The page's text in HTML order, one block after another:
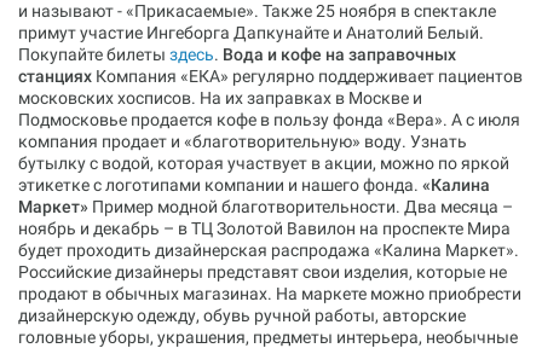
и называют - «Прикасаемые». Также 25 ноября в спектакле
примут участие Ингеборга Дапкунайте и Анатолий Белый.
Покупайте билеты здесь. Вода и кофе на заправочных
станциях Компания «ЕКА» регулярно поддерживает пациентов
московских хосписов. На их заправках в Москве и
Подмосковье продается кофе в пользу фонда «Вера». А с июля
компания продает и «благотворительную» воду. Узнать
бутылку с водой, которая участвует в акции, можно по яркой
этикетке с логотипами компании и нашего фонда. «Калина
Маркет» Пример модной благотворительности. Два месяца –
ноябрь и декабрь – в ТЦ Золотой Вавилон на проспекте Мира
будет проходить дизайнерская распродажа «Калина Маркет».
Российские дизайнеры представят свои изделия, которые не
продают в обычных магазинах. На маркете можно приобрести
дизайнерскую одежду, обувь ручной работы, авторские
головные уборы, украшения, предметы интерьера, необычные